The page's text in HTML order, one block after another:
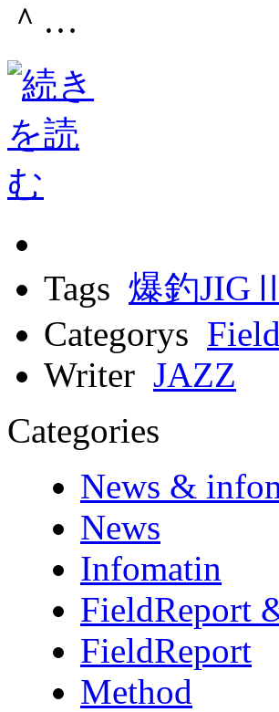
＾…
Tags 爆釣
Categorys
Writer JAZZ
Categories
News &
News
Infomatin
FieldReport
FieldReport
Method